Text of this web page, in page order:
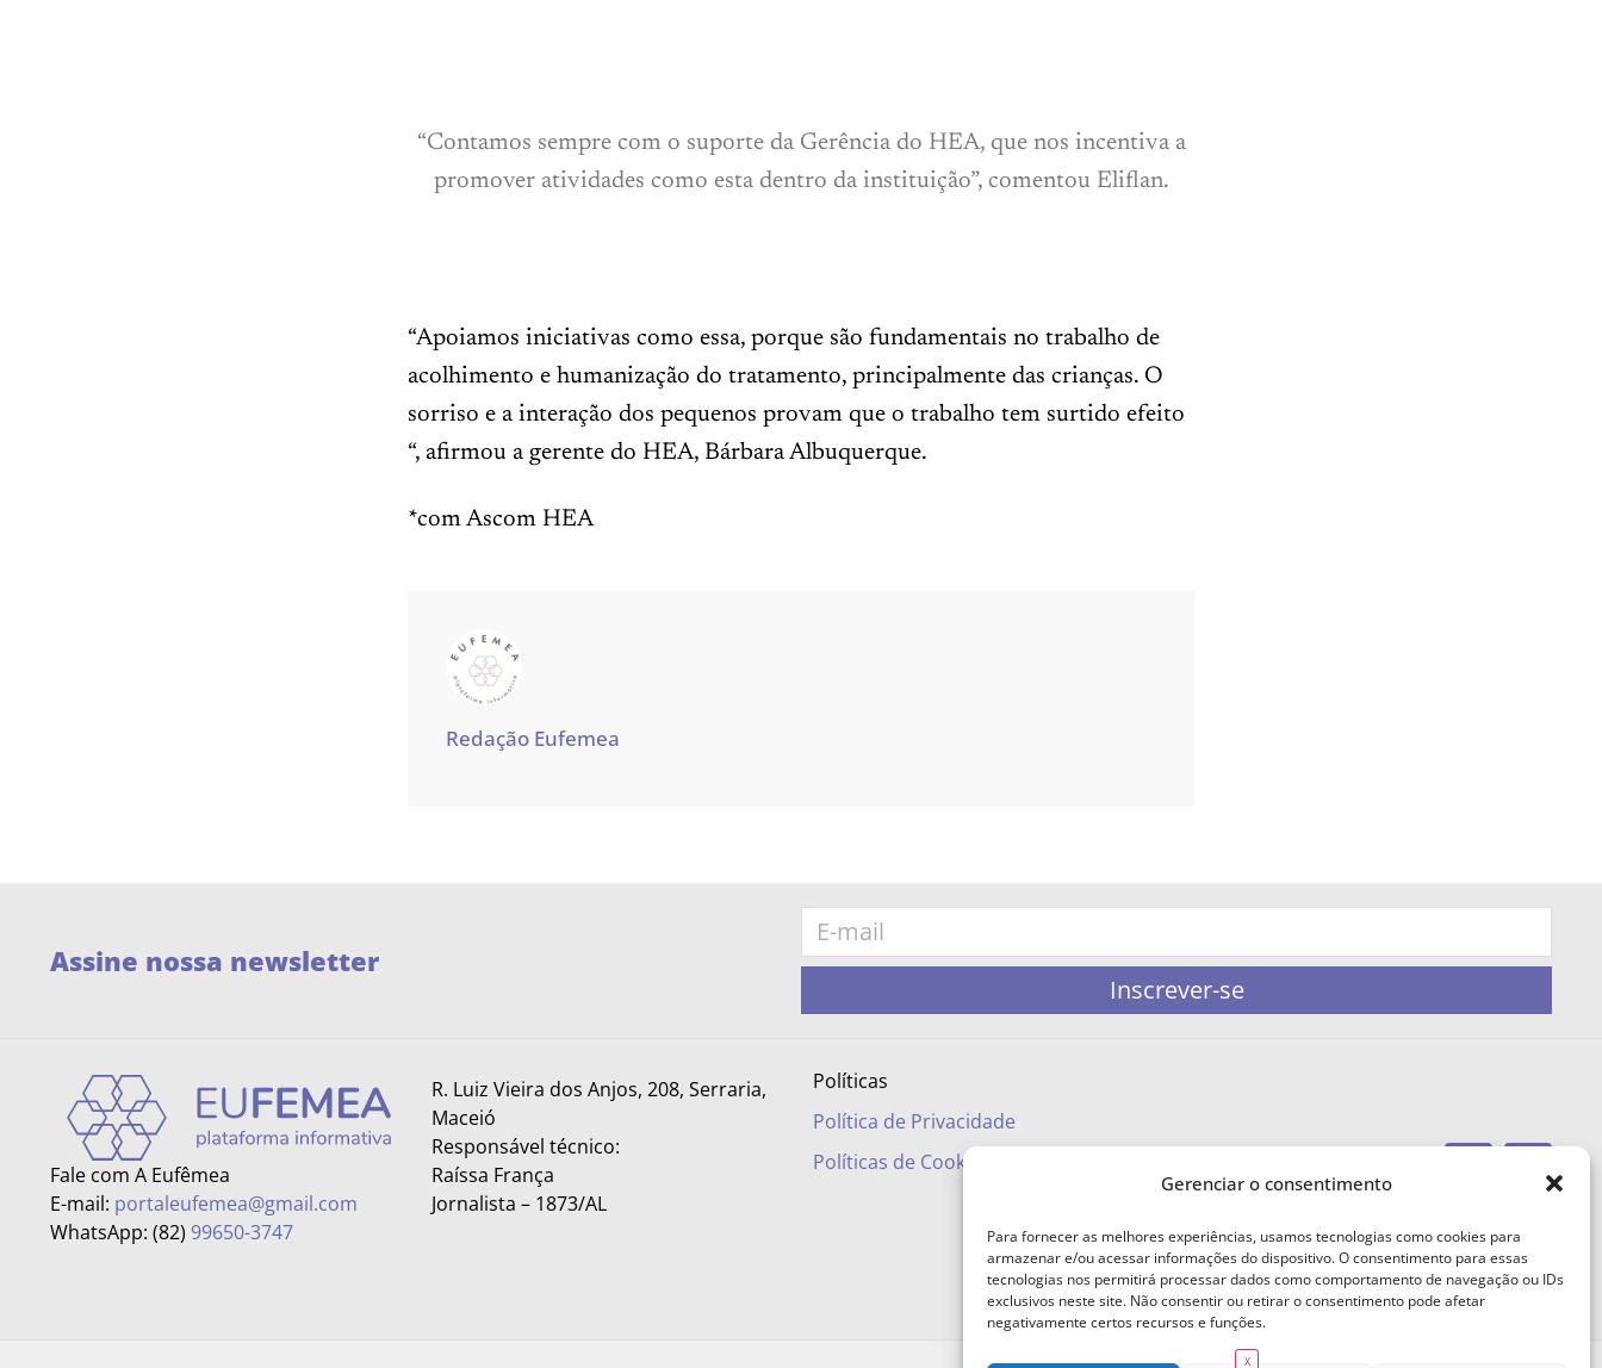
Gerenciar o consentimento
Para fornecer as melhores experiências, usamos tecnologias como cookies para
armazenar e/ou acessar informações do dispositivo. O consentimento para essas
tecnologias nos permitirá processar dados como comportamento de navegação ou IDs
exclusivos neste site. Não consentir ou retirar o consentimento pode afetar
negativamente certos recursos e funções.
“Contamos sempre com o suporte da Gerência do HEA, que nos incentiva a
promover atividades como esta dentro da instituição”, comentou Eliflan.
“Apoiamos iniciativas como essa, porque são fundamentais no trabalho de
acolhimento e humanização do tratamento, principalmente das crianças. O
sorriso e a interação dos pequenos provam que o trabalho tem surtido efeito
“, afirmou a gerente do HEA, Bárbara Albuquerque.
*com Ascom HEA
Redação Eufemea
Assine nossa newsletter
Inscrever-se
Fale com A Eufêmea
E-mail: portaleufemea@gmail.com
WhatsApp: (82) 99650-3747
R. Luiz Vieira dos Anjos, 208, Serraria,
Maceió
Responsável técnico:
Raíssa França
Jornalista – 1873/AL
Políticas
Política de Privacidade
Políticas de Cookies
X